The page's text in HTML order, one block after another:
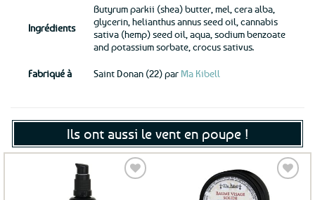
Ingrédients
Butyrum parkii (shea) butter, mel, cera alba,
glycerin, helianthus annus seed oil, cannabis
sativa (hemp) seed oil, aqua, sodium benzoate
and potassium sorbate, crocus sativus.
Fabriqué à Saint Donan (22) par Ma Kibell
Ils ont aussi le vent en poupe !